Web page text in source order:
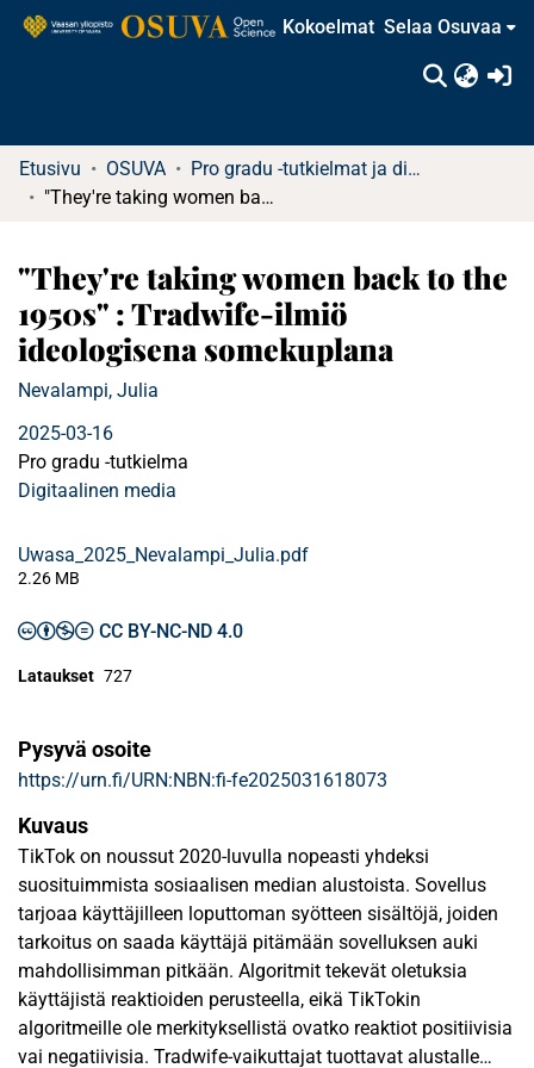
Kokoelmat Selaa Osuvaa
Etusivu OSUVA
Pro gradu -tutkielmat ja diplomityöt
"They're taking women back to the 1950s" : Tradwife-ilmiö ideologisena somekuplana
"They're taking women back to the
1950s" : Tradwife-ilmiö
ideologisena somekuplana
Nevalampi, Julia
2025-03-16
Pro gradu -tutkielma
Digitaalinen media
Uwasa_2025_Nevalampi_Julia.pdf
2.26 MB
CC BY-NC-ND 4.0
Lataukset 727
Pysyvä osoite
https://urn.fi/URN:NBN:fi-fe2025031618073
Kuvaus
TikTok on noussut 2020-luvulla nopeasti yhdeksi
suosituimmista sosiaalisen median alustoista. Sovellus
tarjoaa käyttäjilleen loputtoman syötteen sisältöjä, joiden
tarkoitus on saada käyttäjä pitämään sovelluksen auki
mahdollisimman pitkään. Algoritmit tekevät oletuksia
käyttäjistä reaktioiden perusteella, eikä TikTokin
algoritmeille ole merkityksellistä ovatko reaktiot positiivisia
vai negatiivisia. Tradwife-vaikuttajat tuottavat alustalle